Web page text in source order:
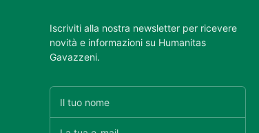
Iscriviti alla nostra newsletter per ricevere
novità e informazioni su Humanitas
Gavazzeni.